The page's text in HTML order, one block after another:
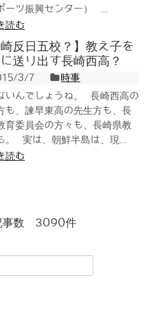
ーツ振興センター） ...
読む
崎反日五校？】教え子を
送り出す長崎西高？
3/7
時事
いんでしょうね。 長崎西高の
も、諫早東高の先生方も、長
育委員会の方々も、長崎県教
。 実は、朝鮮半島は、現...
読む
事数 3090件